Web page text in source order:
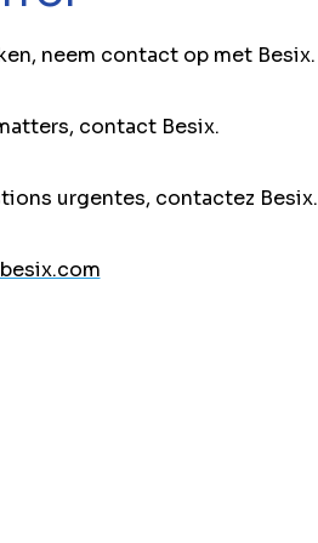
neem contact op met Besix.
contact Besix.
urgentes, contactez Besix.